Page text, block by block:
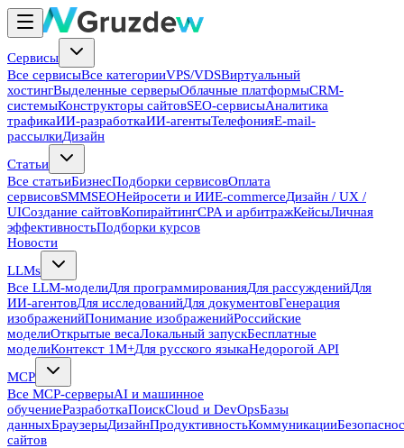
Сервисы
Все сервисыВсе категорииVPS/VDSВиртуальный
хостингВыделенные серверыОблачные платформыCRM-
системыКонструкторы сайтовSEO-сервисыАналитика
трафикаИИ-разработкаИИ-агентыТелефонияE-mail-
рассылкиДизайн
Статьи
Все статьиБизнесПодборки сервисовОплата
сервисовSMMSEOНейросети и ИИE-commerceДизайн / UX /
UIСоздание сайтовКопирайтингCPA и арбитражКейсыЛичная
эффективностьПодборки курсов
Новости
LLMs
Все LLM-моделиДля программированияДля рассужденийДля
ИИ-агентовДля исследованийДля документовГенерация
изображенийПонимание изображенийРоссийские
моделиОткрытые весаЛокальный запускБесплатные
моделиКонтекст 1M+Для русского языкаНедорогой API
MCP
Все MCP-серверыAI и машинное
обучениеРазработкаПоискCloud и DevOpsБазы
данныхБраузерыДизайнПродуктивностьКоммуникации
сайтов